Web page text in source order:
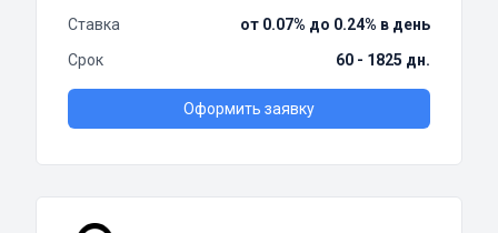
Ставка
от 0.07% до 0.24% в день
Срок
60 - 1825 дн.
Оформить заявку